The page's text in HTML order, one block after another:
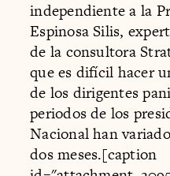
independiente a la
Espinosa Silis,
de la consultora
que es difícil hacer
de los dirigentes
periodos de los
Nacional han
dos meses.[caption